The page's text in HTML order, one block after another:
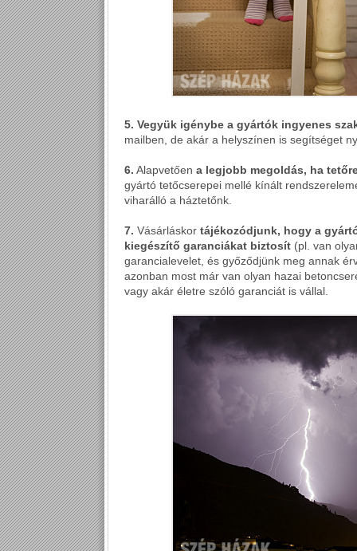
5. Vegyük igénybe a gyártók ingyenes
mailben, de akár a helyszínen is segítséget
6. Alapvetően a legjobb megoldás, ha
gyártó tetőcserepei mellé kínált
viharálló a háztetőnk.
7. Vásárláskor tájékozódjunk, hogy a
kiegészítő garanciákat biztosít (pl. van
garancialevelet, és győződjünk meg annak
azonban most már van olyan hazai
vagy akár életre szóló garanciát is vállal.